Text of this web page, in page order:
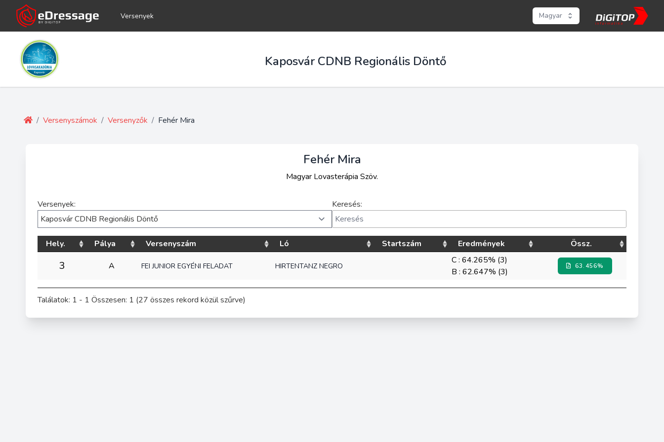
Versenyek Magyar
Kaposvár CDNB Regionális Döntő
/ Versenyszámok / Versenyzők / Fehér Mira
Fehér Mira
Magyar Lovasterápia Szöv.
Versenyek: Keresés:
Hely. Pálya Versenyszám Ló Startszám Eredmények Össz.
3 A FEI JUNIOR EGYÉNI FELADAT HIRTENTANZ NEGRO
C : 64.265% (3)
B : 62.647% (3)
63.456%
Találatok: 1 - 1 Összesen: 1 (27 összes rekord közül szűrve)